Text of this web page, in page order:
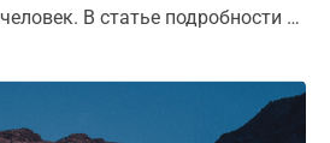
В статье подробности о